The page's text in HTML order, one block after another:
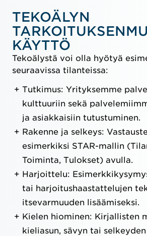
TEKOÄLYN
KÄYTTÖ
Tekoälystä voi olla hyötyä
seuraavissa tilanteissa:
Tutkimus: Yrityksemme
kulttuuriin sekä
ja asiakkaisiin tutustuminen.
Rakenne ja selkeys:
esimerkiksi STAR-mallin
Toiminta, Tulokset) avulla.
Harjoittelu:
tai harjoitushaastattelujen
itsevarmuuden lisäämiseksi.
Kielen hiominen: Kirjallisten
kieliasun, sävyn tai